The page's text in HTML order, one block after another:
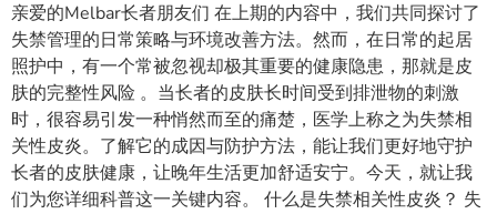
亲爱的Melbar长者朋友们 在上期的内容中，我们共同探讨了
失禁管理的日常策略与环境改善方法。然而，在日常的起居
照护中，有一个常被忽视却极其重要的健康隐患，那就是皮
肤的完整性风险 。当长者的皮肤长时间受到排泄物的刺激
时，很容易引发一种悄然而至的痛楚，医学上称之为失禁相
关性皮炎。了解它的成因与防护方法，能让我们更好地守护
长者的皮肤健康，让晚年生活更加舒适安宁。今天，就让我
们为您详细科普这一关键内容。 什么是失禁相关性皮炎？ 失